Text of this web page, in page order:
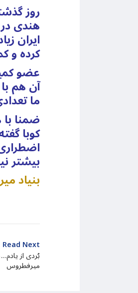
روز
هندی
ایران
کرده و
عضو
آن هم
ما
ضمنا
کوبا
بیشتر
بنیاد
Read Next
بُردی از
میرفطروس